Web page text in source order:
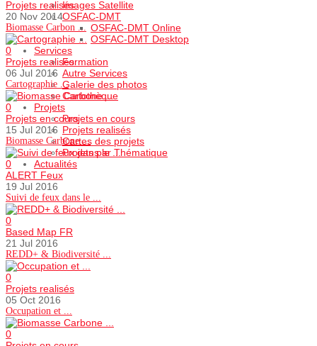
Images Satellite
OSFAC-DMT
OSFAC-DMT Online
OSFAC-DMT Desktop
Services
Formation
Autre Services
Galerie des photos
Cartothèque
Projets
Projets en cours
Projets realisés
Cartes des projets
Projets par Thématique
Actualités
Projets realisés
20 Nov 2014
Biomasse Carbon ...
0
Projets realisés
06 Jul 2016
Cartographie ...
0
Projets en cours
15 Jul 2016
Biomasse Carbone ...
0
ALERT Feux
19 Jul 2016
Suivi de feux dans le ...
0
Based Map FR
21 Jul 2016
REDD+ & Biodiversité ...
0
Projets realisés
05 Oct 2016
Occupation et ...
0